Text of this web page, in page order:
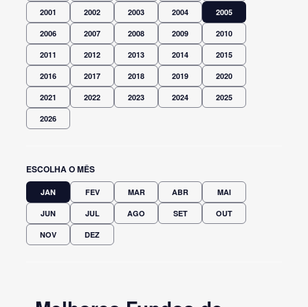
2001 2002 2003 2004 2005
2006 2007 2008 2009 2010
2011 2012 2013 2014 2015
2016 2017 2018 2019 2020
2021 2022 2023 2024 2025
2026
ESCOLHA O MÊS
JAN FEV MAR ABR MAI
JUN JUL AGO SET OUT
NOV DEZ